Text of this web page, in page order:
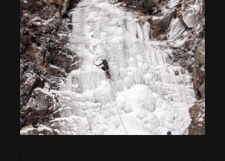
Danny Leon